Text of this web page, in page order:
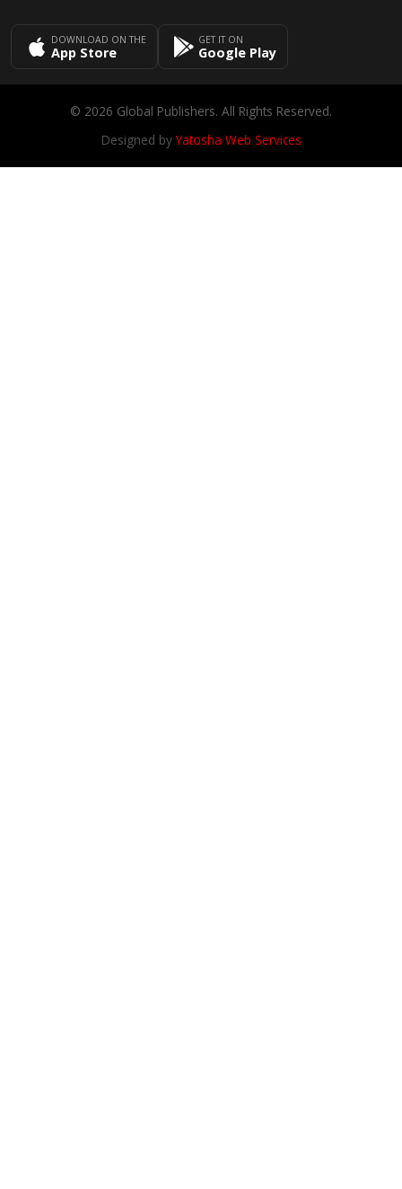
DOWNLOAD ON THE
App Store
GET IT ON
Google Play
© 2026 Global Publishers. All Rights Reserved.
Designed byYatosha Web Services